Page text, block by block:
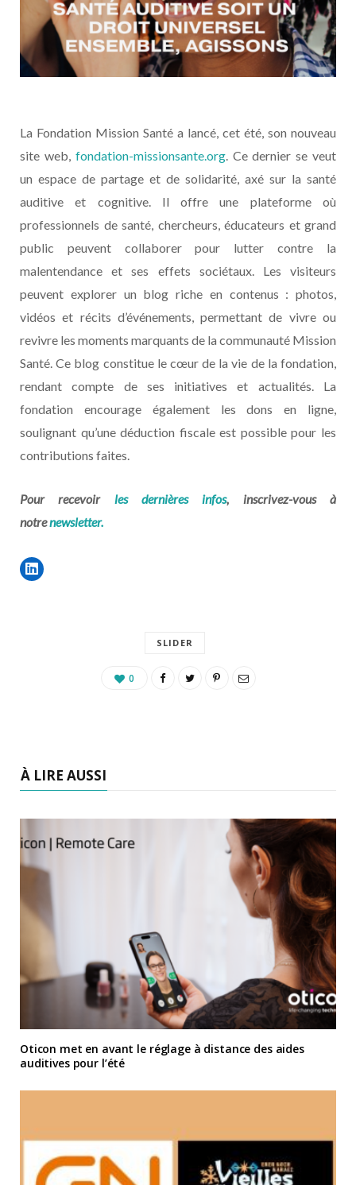
La Fondation Mission Santé a lancé, cet été, son nouveau
site web, fondation-missionsante.org. Ce dernier se veut
un espace de partage et de solidarité, axé sur la santé
auditive et cognitive. Il offre une plateforme où
professionnels de santé, chercheurs, éducateurs et grand
public peuvent collaborer pour lutter contre la
malentendance et ses effets sociétaux. Les visiteurs
peuvent explorer un blog riche en contenus : photos,
vidéos et récits d’événements, permettant de vivre ou
revivre les moments marquants de la communauté Mission
Santé. Ce blog constitue le cœur de la vie de la fondation,
rendant compte de ses initiatives et actualités. La
fondation encourage également les dons en ligne,
soulignant qu’une déduction fiscale est possible pour les
contributions faites.
Pour recevoir les dernières infos, inscrivez-vous à
notrenewsletter.
SLIDER
0
À LIRE AUSSI
Oticon met en avant le réglage à distance des aides
auditives pour l’été